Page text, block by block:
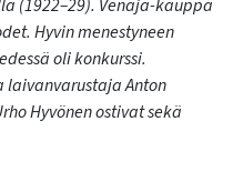
(1922–29). Venäjä-kauppa
Hyvin menestyneen
oli konkurssi.
Anton
Hyvönen ostivat sekä